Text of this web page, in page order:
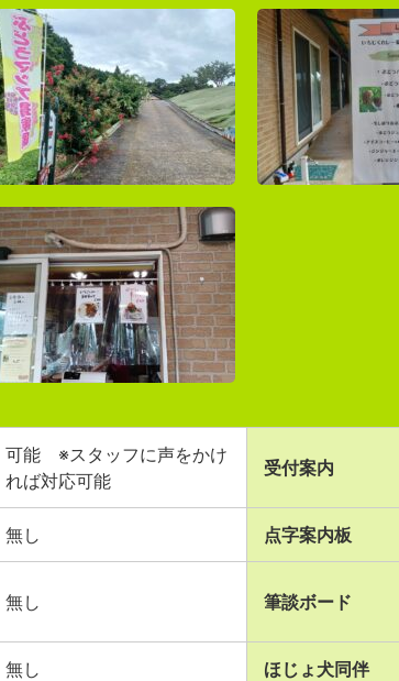
可能 ※スタッフに声をかけ
れば対応可能
受付案内
無し 点字案内板
無し 筆談ボード
無し ほじょ犬同伴